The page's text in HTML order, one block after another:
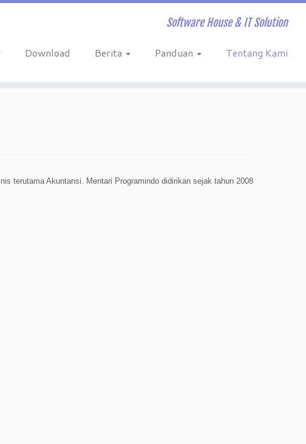
Software House & IT Solution
Download Berita Panduan Tentang Kami
terutama Akuntansi. Mentari Programindo didirikan sejak tahun 2008